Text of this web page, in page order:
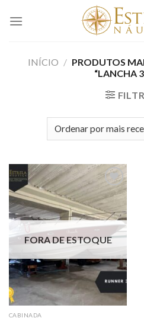
INÍCIO / PRODUTOS
“LANCHA
Adicionar
aos meus
favoritos
FORA DE ESTOQUE
CABINADA